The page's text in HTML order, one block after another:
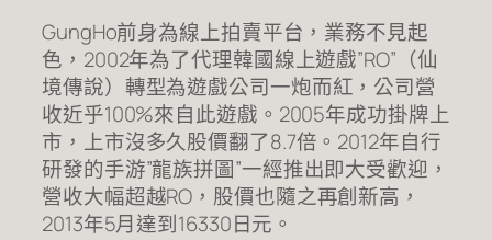
GungHo前身為線上拍賣平台，業務不見起
色，2002年為了代理韓國線上遊戲”RO”（仙
境傳說）轉型為遊戲公司一炮而紅，公司營
收近乎100%來自此遊戲。2005年成功掛牌上
市，上市沒多久股價翻了8.7倍。2012年自行
研發的手游”龍族拼圖”一經推出即大受歡迎，
營收大幅超越RO，股價也隨之再創新高，
2013年5月達到16330日元。